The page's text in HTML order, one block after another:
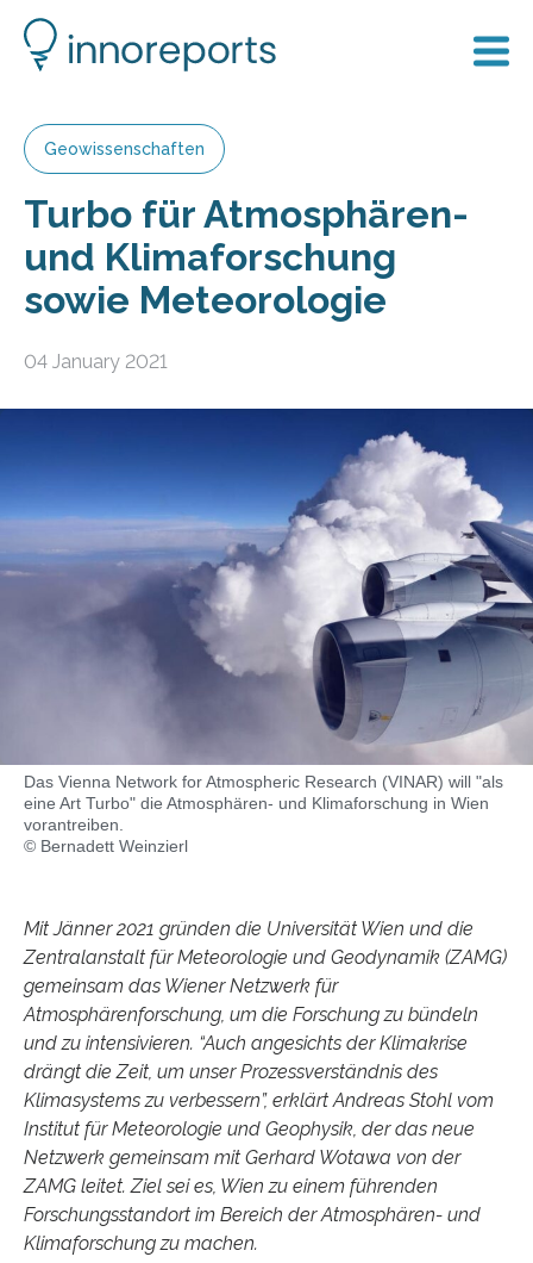
Geowissenschaften
Turbo für Atmosphären-
und Klimaforschung
sowie Meteorologie
04 January 2021
Das Vienna Network for Atmospheric Research (VINAR) will "als
eine Art Turbo" die Atmosphären- und Klimaforschung in Wien
vorantreiben.
© Bernadett Weinzierl
Mit Jänner 2021 gründen die Universität Wien und die
Zentralanstalt für Meteorologie und Geodynamik (ZAMG)
gemeinsam das Wiener Netzwerk für
Atmosphärenforschung, um die Forschung zu bündeln
und zu intensivieren. “Auch angesichts der Klimakrise
drängt die Zeit, um unser Prozessverständnis des
Klimasystems zu verbessern”, erklärt Andreas Stohl vom
Institut für Meteorologie und Geophysik, der das neue
Netzwerk gemeinsam mit Gerhard Wotawa von der
ZAMG leitet. Ziel sei es, Wien zu einem führenden
Forschungsstandort im Bereich der Atmosphären- und
Klimaforschung zu machen.